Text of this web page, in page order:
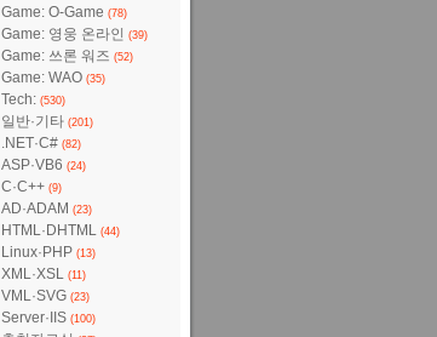
Game: O-Game (78)
Game: 영웅 온라인 (39)
Game: 쓰론 워즈 (52)
Game: WAO (35)
Tech: (530)
일반·기타 (201)
.NET·C# (82)
ASP·VB6 (24)
C·C++ (9)
AD·ADAM (23)
HTML·DHTML (44)
Linux·PHP (13)
XML·XSL (11)
VML·SVG (23)
Server·IIS (100)